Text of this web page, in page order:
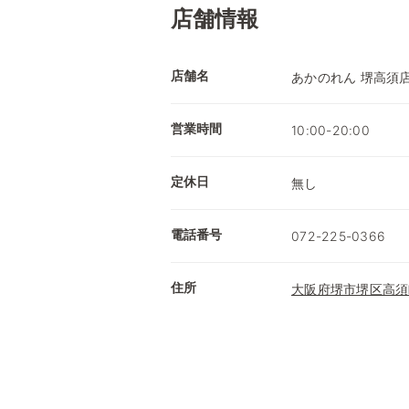
店舗情報
店舗名 あかのれん 堺高須
営業時間 10:00-20:00
定休日 無し
電話番号 072-225-0366
住所 大阪府堺市堺区高